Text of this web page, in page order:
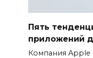
Пять
приложений
Компания Apple